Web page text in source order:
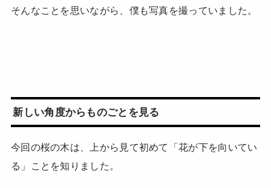
そんなことを思いながら、僕も写真を撮っていました。
新しい角度からものごとを見る
今回の桜の木は、上から見て初めて「花が下を向いてい
る」ことを知りました。